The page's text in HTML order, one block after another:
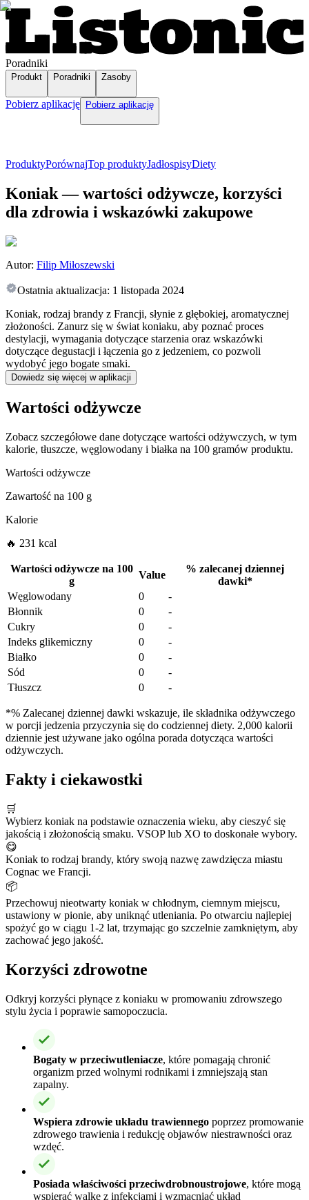
Poradniki
Produkt Poradniki Zasoby
Pobierz aplikację Pobierz aplikację
ProduktyPorównajTop produktyJadłospisyDiety
Koniak — wartości odżywcze, korzyści
dla zdrowia i wskazówki zakupowe
Autor: Filip Miłoszewski
Ostatnia aktualizacja: 1 listopada 2024
Koniak, rodzaj brandy z Francji, słynie z głębokiej, aromatycznej
złożoności. Zanurz się w świat koniaku, aby poznać proces
destylacji, wymagania dotyczące starzenia oraz wskazówki
dotyczące degustacji i łączenia go z jedzeniem, co pozwoli
wydobyć jego bogate smaki.
Dowiedz się więcej w aplikacji
Wartości odżywcze
Zobacz szczegółowe dane dotyczące wartości odżywczych, w tym
kalorie, tłuszcze, węglowodany i białka na 100 gramów produktu.
Wartości odżywcze
Zawartość na 100 g
Kalorie
🔥 231 kcal
Wartości odżywcze na 100
g
Value
% zalecanej dziennej
dawki*
Węglowodany
0
-
Błonnik
0
-
Cukry
0
-
Indeks glikemiczny
0
-
Białko
0
-
Sód
0
-
Tłuszcz
0 -
*% Zalecanej dziennej dawki wskazuje, ile składnika odżywczego
w porcji jedzenia przyczynia się do codziennej diety. 2,000 kalorii
dziennie jest używane jako ogólna porada dotycząca wartości
odżywczych.
Fakty i ciekawostki
🛒
Wybierz koniak na podstawie oznaczenia wieku, aby cieszyć się
jakością i złożonością smaku. VSOP lub XO to doskonałe wybory.
😋
Koniak to rodzaj brandy, który swoją nazwę zawdzięcza miastu
Cognac we Francji.
📦
Przechowuj nieotwarty koniak w chłodnym, ciemnym miejscu,
ustawiony w pionie, aby uniknąć utleniania. Po otwarciu najlepiej
spożyć go w ciągu 1-2 lat, trzymając go szczelnie zamkniętym, aby
zachować jego jakość.
Korzyści zdrowotne
Odkryj korzyści płynące z koniaku w promowaniu zdrowszego
stylu życia i poprawie samopoczucia.
Bogaty w przeciwutleniacze, które pomagają chronić
organizm przed wolnymi rodnikami i zmniejszają stan
zapalny.
Wspiera zdrowie układu trawiennego poprzez promowanie
zdrowego trawienia i redukcję objawów niestrawności oraz
wzdęć.
Posiada właściwości przeciwdrobnoustrojowe, które mogą
wspierać walkę z infekcjami i wzmacniać układ